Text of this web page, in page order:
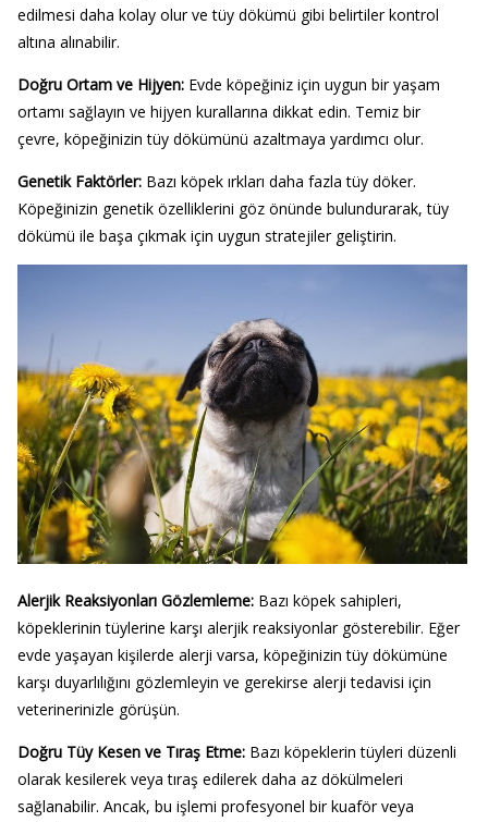
edilmesi daha kolay olur ve tüy dökümü gibi belirtiler kontrol
altına alınabilir.
Doğru Ortam ve Hijyen: Evde köpeğiniz için uygun bir yaşam
ortamı sağlayın ve hijyen kurallarına dikkat edin. Temiz bir
çevre, köpeğinizin tüy dökümünü azaltmaya yardımcı olur.
Genetik Faktörler: Bazı köpek ırkları daha fazla tüy döker.
Köpeğinizin genetik özelliklerini göz önünde bulundurarak, tüy
dökümü ile başa çıkmak için uygun stratejiler geliştirin.
Alerjik Reaksiyonları Gözlemleme:Bazı köpek sahipleri,
köpeklerinin tüylerine karşı alerjik reaksiyonlar gösterebilir. Eğer
evde yaşayan kişilerde alerji varsa, köpeğinizin tüy dökümüne
karşı duyarlılığını gözlemleyin ve gerekirse alerji tedavisi için
veterinerinizle görüşün.
Doğru Tüy Kesen ve Tıraş Etme: Bazı köpeklerin tüyleri düzenli
olarak kesilerek veya tıraş edilerek daha az dökülmeleri
sağlanabilir. Ancak, bu işlemi profesyonel bir kuaför veya